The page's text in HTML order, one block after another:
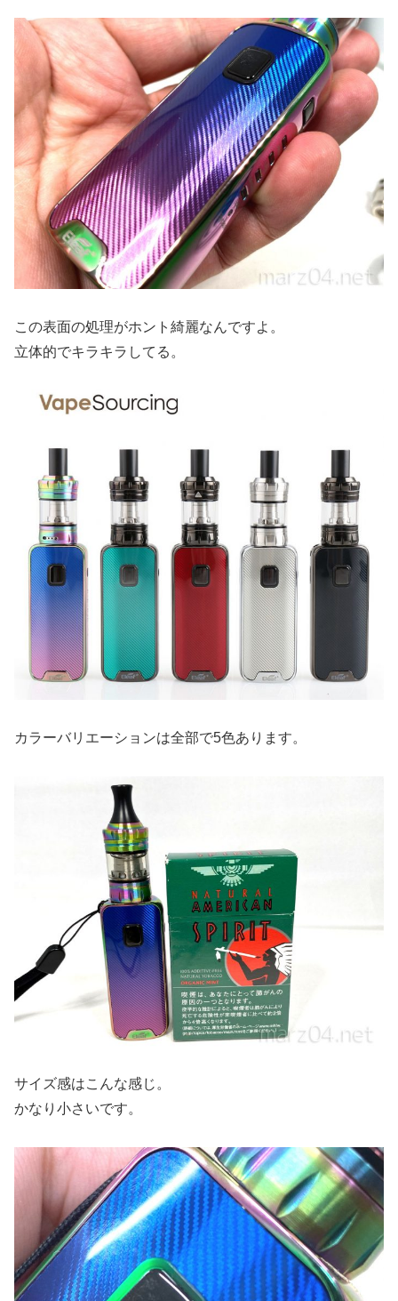
この表面の処理がホント綺麗なんですよ。
立体的でキラキラしてる。
カラーバリエーションは全部で5色あります。
サイズ感はこんな感じ。
かなり小さいです。